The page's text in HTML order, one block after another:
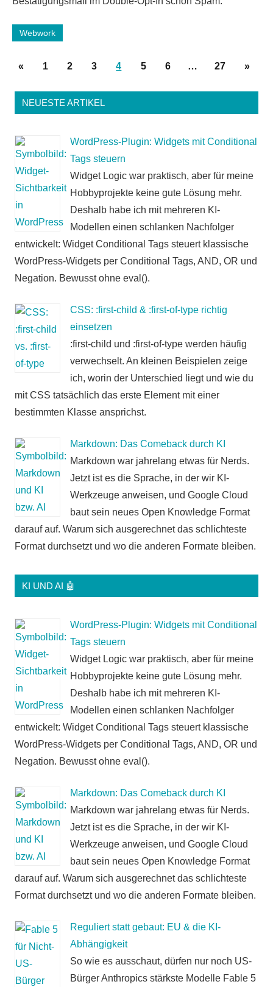
Webwork
Seitennummerierung
Beiträge
«Vorherige
1 2 3 4 5 6 … 27 »
NEUESTE ARTIKEL
WordPress-Plugin: Widgets mit Conditional
Tags steuern
Widget Logic war praktisch, aber für meine
Hobbyprojekte keine gute Lösung mehr.
Deshalb habe ich mit mehreren KI-
Modellen einen schlanken Nachfolger
entwickelt: Widget Conditional Tags steuert klassische
WordPress-Widgets per Conditional Tags, AND, OR und
Negation. Bewusst ohne eval().
CSS: :first-child & :first-of-type richtig
einsetzen
:first-child und :first-of-type werden häufig
verwechselt. An kleinen Beispielen zeige
ich, worin der Unterschied liegt und wie du
mit CSS tatsächlich das erste Element mit einer
bestimmten Klasse ansprichst.
Markdown: Das Comeback durch KI
Markdown war jahrelang etwas für Nerds.
Jetzt ist es die Sprache, in der wir KI-
Werkzeuge anweisen, und Google Cloud
baut sein neues Open Knowledge Format
darauf auf. Warum sich ausgerechnet das schlichteste
Format durchsetzt und wo die anderen Formate bleiben.
KI UND AI 🤖
WordPress-Plugin: Widgets mit Conditional
Tags steuern
Widget Logic war praktisch, aber für meine
Hobbyprojekte keine gute Lösung mehr.
Deshalb habe ich mit mehreren KI-
Modellen einen schlanken Nachfolger
entwickelt: Widget Conditional Tags steuert klassische
WordPress-Widgets per Conditional Tags, AND, OR und
Negation. Bewusst ohne eval().
Markdown: Das Comeback durch KI
Markdown war jahrelang etwas für Nerds.
Jetzt ist es die Sprache, in der wir KI-
Werkzeuge anweisen, und Google Cloud
baut sein neues Open Knowledge Format
darauf auf. Warum sich ausgerechnet das schlichteste
Format durchsetzt und wo die anderen Formate bleiben.
Reguliert statt gebaut: EU & die KI-
Abhängigkeit
So wie es ausschaut, dürfen nur noch US-
Bürger Anthropics stärkste Modelle Fable 5